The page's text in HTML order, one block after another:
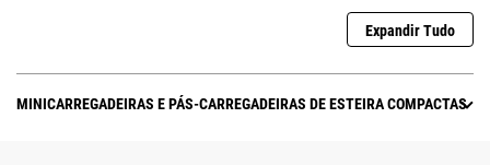
Expandir Tudo
MINICARREGADEIRAS E PÁS-CARREGADEIRAS DE ESTEIRA COMPACTAS